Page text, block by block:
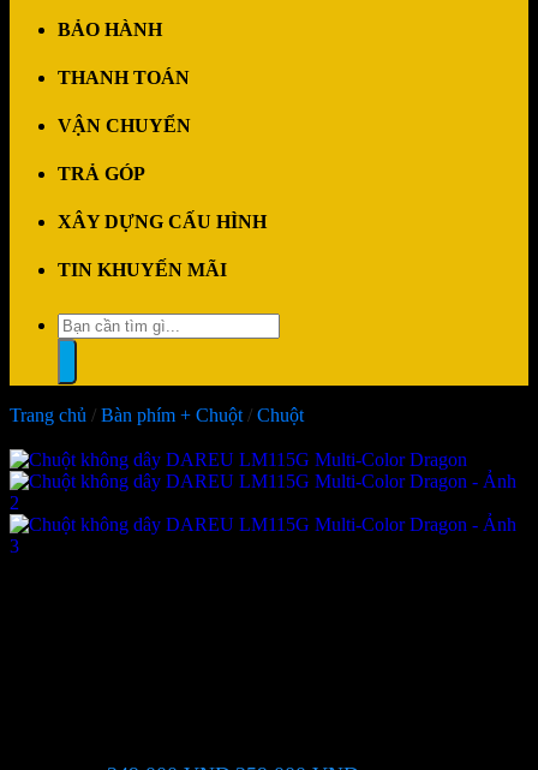
BẢO HÀNH
THANH TOÁN
VẬN CHUYỂN
TRẢ GÓP
XÂY DỰNG CẤU HÌNH
TIN KHUYẾN MÃI
Tìm
kiếm:
Trang chủ / Bàn phím + Chuột / Chuột